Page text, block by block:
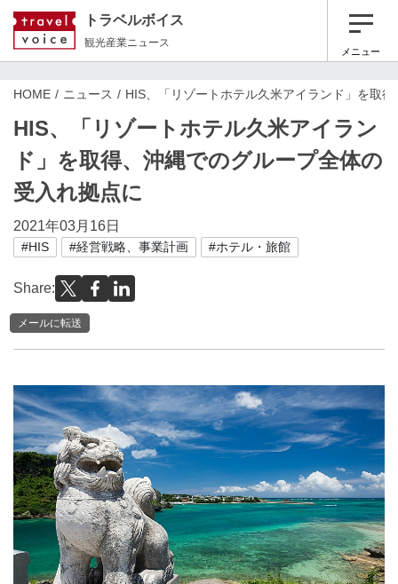
トラベルボイス
観光産業ニュース
メニュー
HOME ニュース HIS、「リゾートホテル久米アイランド」を取
HIS、「リゾートホテル久米アイラン
ド」を取得、沖縄でのグループ全体の
受入れ拠点に
2021年03月16日
#HIS #経営戦略、事業計画 #ホテル・旅館
Share:
メールに転送